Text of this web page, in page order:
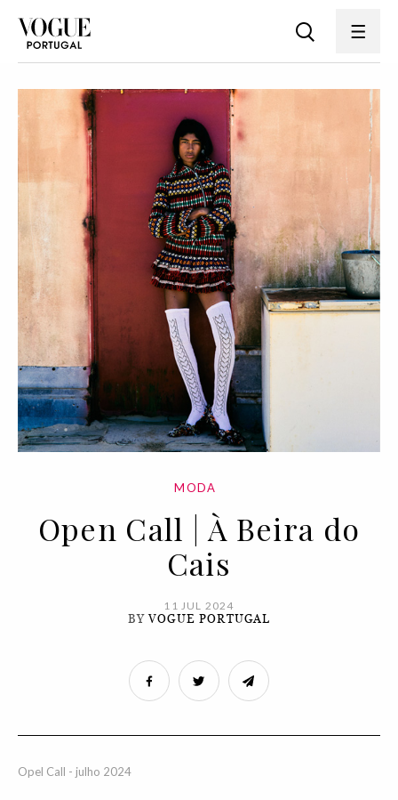
MODA
Open Call | À Beira do
Cais
11 JUL 2024
BYVOGUE PORTUGAL
Opel Call - julho 2024